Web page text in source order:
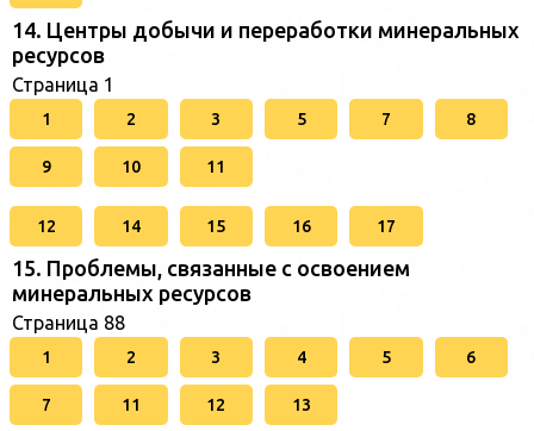
14. Центры добычи и переработки минеральных
ресурсов
Страница 1
1 2 3 5 7 8
9 10 11
12 14 15 16 17
15. Проблемы, связанные с освоением
минеральных ресурсов
Страница 88
1 2 3 4 5 6
7 11 12 13